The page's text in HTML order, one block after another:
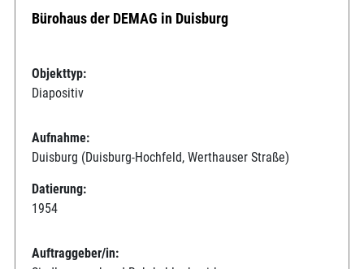
Bürohaus der DEMAG in Duisburg
Objekttyp:
Diapositiv
Aufnahme:
Duisburg (Duisburg-Hochfeld, Werthauser Straße)
Datierung:
1954
Auftraggeber/in: